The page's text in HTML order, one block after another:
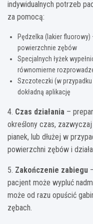
indywidualnych potrzeb
za pomocą:
Pędzelka (lakier
powierzchnie zębów
Specjalnych łyżek
równomierne
Szczoteczki (w
dokładną aplikację
4. Czas działania –
określony czas,
pianek, lub dłużej w
powierzchni zębów i
5. Zakończenie zabiegu
pacjent może wypluć
może od razu opuścić
zębach.